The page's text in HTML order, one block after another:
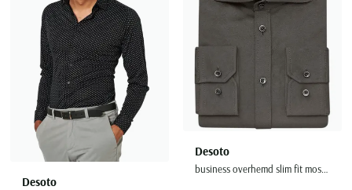
Desoto
Desoto
business overhemd slim fit mosgroen effen katoen